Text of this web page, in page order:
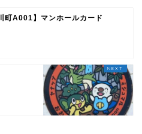
町A001】マンホールカード